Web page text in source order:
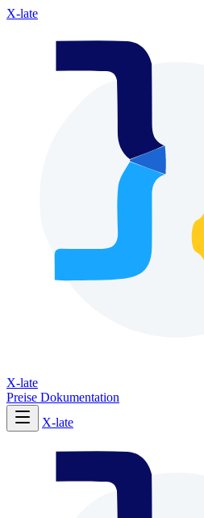
X-late
X-late
Preise Dokumentation
X-late